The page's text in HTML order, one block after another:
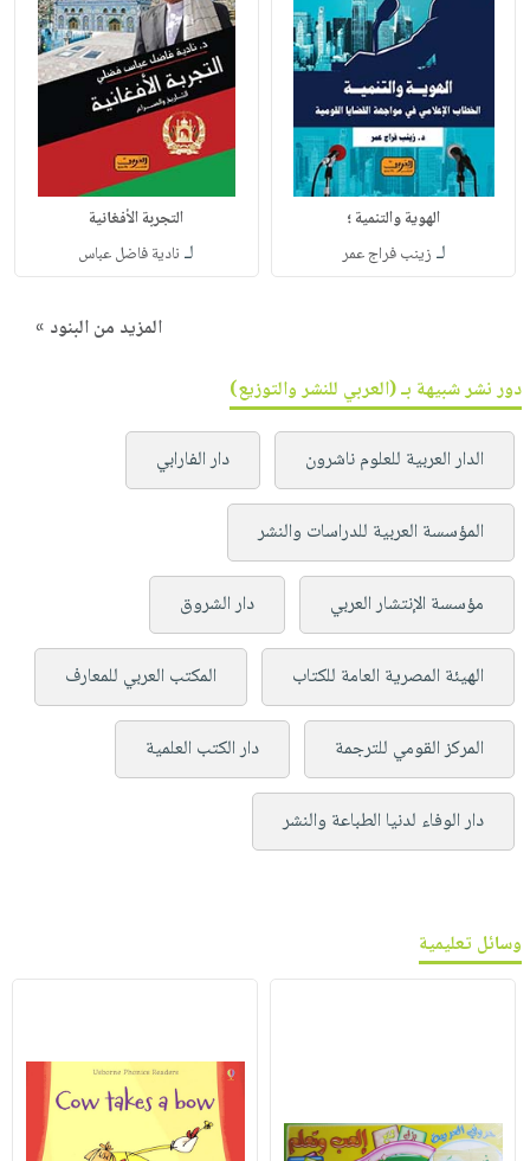
الهوية والتنمية ؛
لـ زينب فراج عمر
التجربة الأفغانية
لـ نادية فاضل عباس
المزيد من البنود »
دور نشر شبيهة بـ (العربي للنشر والتوزيع)
الدار العربية للعلوم ناشرون دار الفارابي
المؤسسة العربية للدراسات والنشر
مؤسسة الإنتشار العربي دار الشروق
الهيئة المصرية العامة للكتاب المكتب العربي للمعارف
المركز القومي للترجمة دار الكتب العلمية
دار الوفاء لدنيا الطباعة والنشر
وسائل تعليمية